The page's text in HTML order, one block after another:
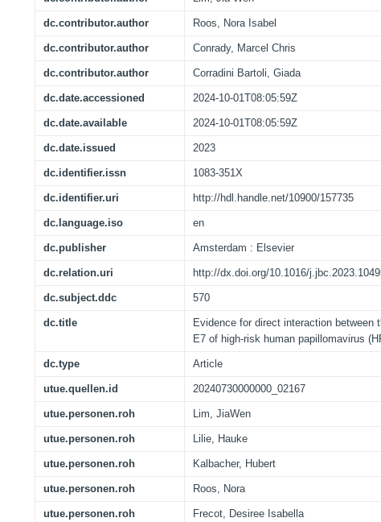
dc.contributor.author Roos, Nora Isabel
dc.contributor.author Conrady, Marcel Chris
dc.contributor.author Corradini Bartoli, Giada
dc.date.accessioned 2024-10-01T08:05:59Z
dc.date.available 2024-10-01T08:05:59Z
dc.date.issued 2023
dc.identifier.issn 1083-351X
dc.identifier.uri http://hdl.handle.net/10900/157735
dc.language.iso en
dc.publisher Amsterdam : Elsevier
dc.relation.uri http://dx.doi.org/10.1016/
dc.subject.ddc 570
dc.title
Evidence for direct interaction between
E7 of high-risk human papillomavirus
dc.type Article
utue.quellen.id 20240730000000_02167
utue.personen.roh Lim, JiaWen
utue.personen.roh Lilie, Hauke
utue.personen.roh Kalbacher, Hubert
utue.personen.roh Roos, Nora
utue.personen.roh Frecot, Desiree Isabella